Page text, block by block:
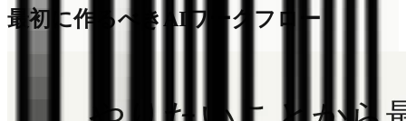
最初に作るべきAIワークフロー